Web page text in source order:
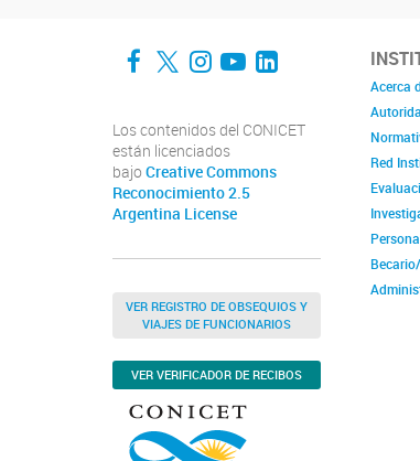
Facebook
Twitter
Instagram
YouTube
LinkedIn
Los contenidos del CONICET
están licenciados
bajo Creative Commons
Reconocimiento 2.5
Argentina License
VER REGISTRO DE OBSEQUIOS Y
VIAJES DE FUNCIONARIOS
VER VERIFICADOR DE RECIBOS
Acerca
Red